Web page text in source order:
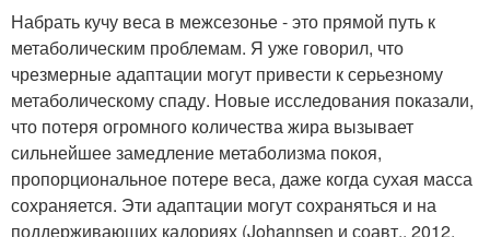
Набрать кучу веса в межсезонье - это прямой путь к
метаболическим проблемам. Я уже говорил, что
чрезмерные адаптации могут привести к серьезному
метаболическому спаду. Новые исследования показали,
что потеря огромного количества жира вызывает
сильнейшее замедление метаболизма покоя,
пропорциональное потере веса, даже когда сухая масса
сохраняется. Эти адаптации могут сохраняться и на
поддерживающих калориях (Johannsen и соавт., 2012.